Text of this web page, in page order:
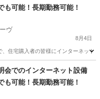
も可能！長期勤務可能！
ヴ
8月4日
住宅購入者の皆様にインターネッ
スタッフ
会でのインターネット設備
も可能！長期勤務可能！